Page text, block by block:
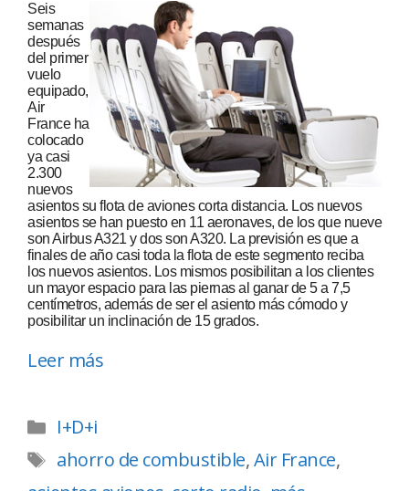
Seis
semanas
después
del primer
vuelo
equipado,
Air
France ha
colocado
ya casi
2.300
nuevos
asientos su flota de aviones corta distancia. Los nuevos
asientos se han puesto en 11 aeronaves, de los que nueve
son Airbus A321 y dos son A320. La previsión es que a
finales de año casi toda la flota de este segmento reciba
los nuevos asientos. Los mismos posibilitan a los clientes
un mayor espacio para las piernas al ganar de 5 a 7,5
centímetros, además de ser el asiento más cómodo y
posibilitar un inclinación de 15 grados.
Leer más
I+D+i
ahorro de combustible,Air France,